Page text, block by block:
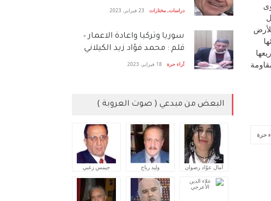
حرة
دراسات, مختارات 23 فبراير، 2023
سوريا وتركيا واعادة الاعمار –
قلم : محمد فؤاد زيد الكيلاني
آراء حرة 18 فبراير، 2023
البعض من مبدعي ( صوت العروبة )
آمال عوّاد رضوان وليد رباح جيمس زغبي